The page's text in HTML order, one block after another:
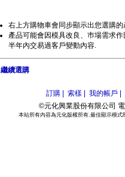
右上方購物車會同步顯示出您選購的
產品可能會因模具改良、巿場需求
半年內交易過客戶變動內容.
繼續選購
訂購 | 索樣 |
我的帳戶 |
©元化興業股份有限公司
本站所有內容為元化版權所有.最佳顯示模